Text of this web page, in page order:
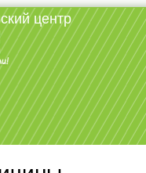
центр